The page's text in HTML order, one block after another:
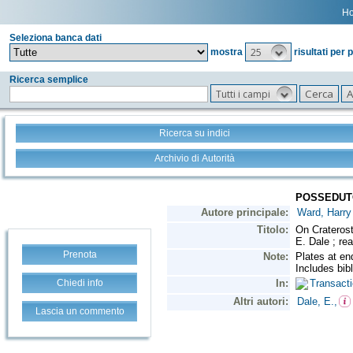
Seleziona banca dati
mostra
25 risultati per
Ricerca semplice
Tutti i campi
Ricerca su indici
Archivio di Autorità
Prenota
Chiedi info
Lascia un commento